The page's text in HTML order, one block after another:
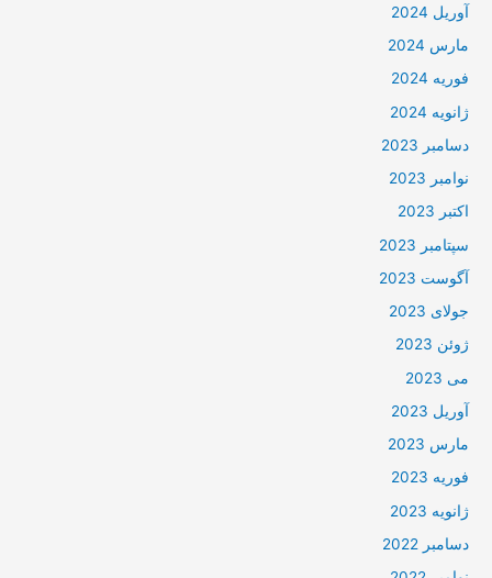
آوریل 2024
مارس 2024
فوریه 2024
ژانویه 2024
دسامبر 2023
نوامبر 2023
اکتبر 2023
سپتامبر 2023
آگوست 2023
جولای 2023
ژوئن 2023
می 2023
آوریل 2023
مارس 2023
فوریه 2023
ژانویه 2023
دسامبر 2022